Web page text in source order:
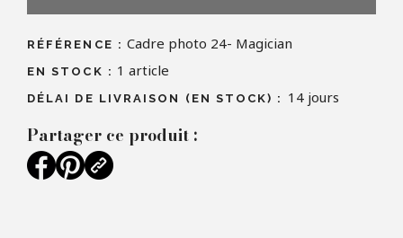
RÉFÉRENCE : Cadre photo 24- Magician
EN STOCK : 1 article
DÉLAI DE LIVRAISON (EN STOCK) : 14 jours
Partager ce produit :